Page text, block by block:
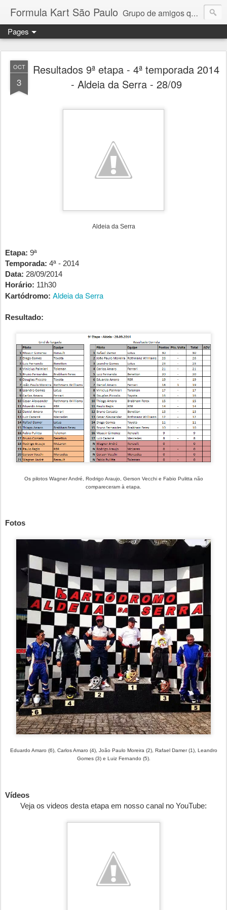
Formula Kart São Paulo Grupo de amigos que adoram pilotar e se reúnem uma vez por mês para a disputa de um campeonato competitivo e amigável. Granja Viana, Interlagos, Paulínia e Aldeia da Serra. Troféus e medalhas em todas as etapas para os 6 primeiros colocados + pole position e volta mais rápida da prova. Campeonato por pilotos e por equipe com troféus para os 3 primeiros + cada piloto da equipe campeã. Medalhas para todos os participantes.
Pages
OCT
3
Resultados 9ª etapa - 4ª temporada 2014
- Aldeia da Serra - 28/09
Aldeia da Serra
Etapa: 9ª
Temporada: 4ª - 2014
Data: 28/09/2014
Horário: 11h30
Kartódromo: Aldeia da Serra
Resultado:
Os pilotos Wagner André, Rodrigo Araujo, Gerson Vecchi e Fabio Pulitta não
compareceram à etapa.
Fotos
Eduardo Amaro (6), Carlos Amaro (4), João Paulo Moreira (2), Rafael Damer (1), Leandro
Gomes (3) e Luiz Fernando (5).
Vídeos
Veja os videos desta etapa em nosso canal no YouTube: